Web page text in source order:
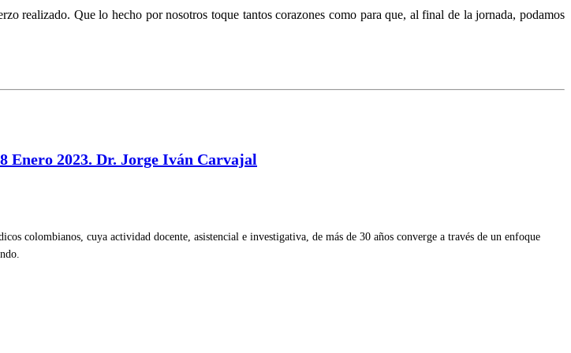
realizado. Que lo hecho por nosotros toque tantos corazones como para que, al final de la jornada, podamos
Enero 2023. Dr. Jorge Iván Carvajal
colombianos, cuya actividad docente, asistencial e investigativa, de más de 30 años converge a través de un enfoque